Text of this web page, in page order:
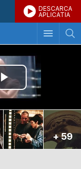
DESCARCA
APLICATIA
+ 59